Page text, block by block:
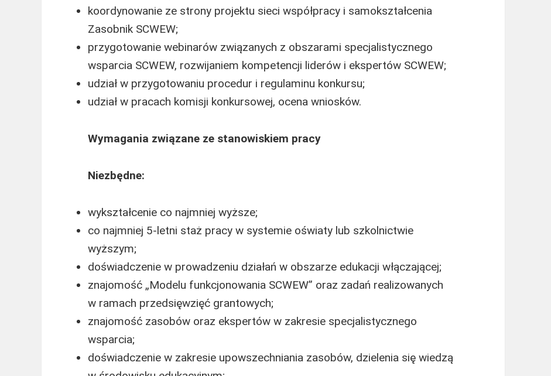
koordynowanie ze strony projektu sieci współpracy i samokształcenia
Zasobnik SCWEW;
przygotowanie webinarów związanych z obszarami specjalistycznego
wsparcia SCWEW, rozwijaniem kompetencji liderów i ekspertów SCWEW;
udział w przygotowaniu procedur i regulaminu konkursu;
udział w pracach komisji konkursowej, ocena wniosków.
Wymagania związane ze stanowiskiem pracy
Niezbędne:
wykształcenie co najmniej wyższe;
co najmniej 5-letni staż pracy w systemie oświaty lub szkolnictwie
wyższym;
doświadczenie w prowadzeniu działań w obszarze edukacji włączającej;
znajomość „Modelu funkcjonowania SCWEW” oraz zadań realizowanych
w ramach przedsięwzięć grantowych;
znajomość zasobów oraz ekspertów w zakresie specjalistycznego
wsparcia;
doświadczenie w zakresie upowszechniania zasobów, dzielenia się wiedzą